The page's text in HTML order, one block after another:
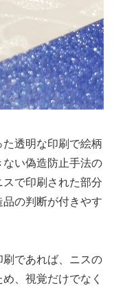
透明な印刷で絵柄
い偽造防止手法の
で印刷された部分
の判断が付きやす
刷であれば、ニスの
、視覚だけでなく